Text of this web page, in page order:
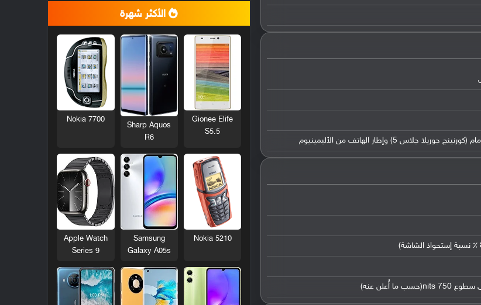
الأكثر شهرة
Gionee Elife
S5.5
Sharp Aquos
R6
Nokia 7700
Nokia 5210
Samsung
Galaxy A05s
Apple Watch
Series 9